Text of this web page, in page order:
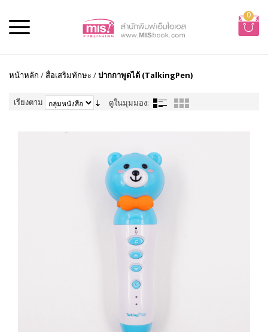
0
หน้าหลัก /สื่อเสริมทักษะ /ปากกาพูดได้ (TalkingPen)
เรียงตาม ดูในมุมมอง: